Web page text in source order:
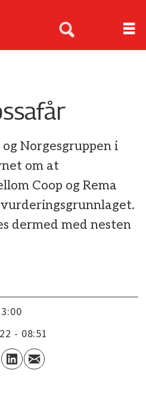
Norgesgruppen i
om at
Coop og Rema
dermed med nesten
- 08:51